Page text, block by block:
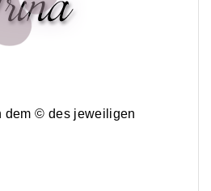
dem © des jeweiligen